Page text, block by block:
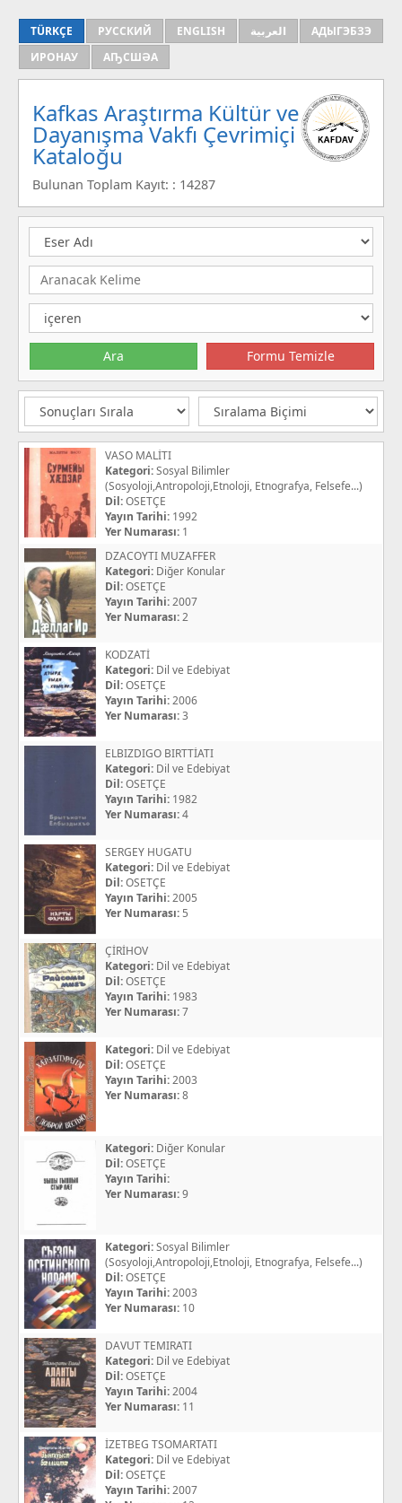
TÜRKÇE РУССКИЙ ENGLISH العربية
АДЫГЭБЗЭ
ИРОНАУ
АҦСШӘА
Kafkas Araştırma Kültür ve
Dayanışma Vakfı Çevrimiçi
Kataloğu
Bulunan Toplam Kayıt: : 14287
VASO MALİTI
Kategori:Sosyal Bilimler
(Sosyoloji,Antropoloji,Etnoloji, Etnografya, Felsefe...)
Dil:OSETÇE
Yayın Tarihi: 1992
Yer Numarası: 1
DZACOYTI MUZAFFER
Kategori: Diğer Konular
Dil:OSETÇE
Yayın Tarihi:2007
Yer Numarası:2
KODZATİ
Kategori: Dil ve Edebiyat
Dil:OSETÇE
Yayın Tarihi:2006
Yer Numarası:3
ELBIZDIGO BIRTTİATI
Kategori: Dil ve Edebiyat
Dil:OSETÇE
Yayın Tarihi: 1982
Yer Numarası:4
SERGEY HUGATU
Kategori: Dil ve Edebiyat
Dil:OSETÇE
Yayın Tarihi:2005
Yer Numarası: 5
ÇİRİHOV
Kategori: Dil ve Edebiyat
Dil:OSETÇE
Yayın Tarihi: 1983
Yer Numarası:7
Kategori: Dil ve Edebiyat
Dil:OSETÇE
Yayın Tarihi:2003
Yer Numarası:8
Kategori: Diğer Konular
Dil:OSETÇE
Yayın Tarihi:
Yer Numarası:9
Kategori:Sosyal Bilimler
(Sosyoloji,Antropoloji,Etnoloji, Etnografya, Felsefe...)
Dil:OSETÇE
Yayın Tarihi:2003
Yer Numarası: 10
DAVUT TEMIRATI
Kategori: Dil ve Edebiyat
Dil:OSETÇE
Yayın Tarihi:2004
Yer Numarası: 11
İZETBEG TSOMARTATI
Kategori: Dil ve Edebiyat
Dil:OSETÇE
Yayın Tarihi:2007